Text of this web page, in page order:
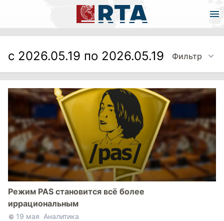
с 2026.05.19 по 2026.05.19 Фильтр
Режим PAS становится всё более
иррациональным
19 мая Аналитика